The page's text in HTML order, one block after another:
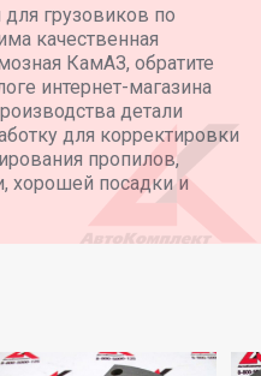
грузовиков по
качественная
КамАЗ, обратите
интернет-магазина
детали
для корректировки
пропилов,
хорошей посадки и